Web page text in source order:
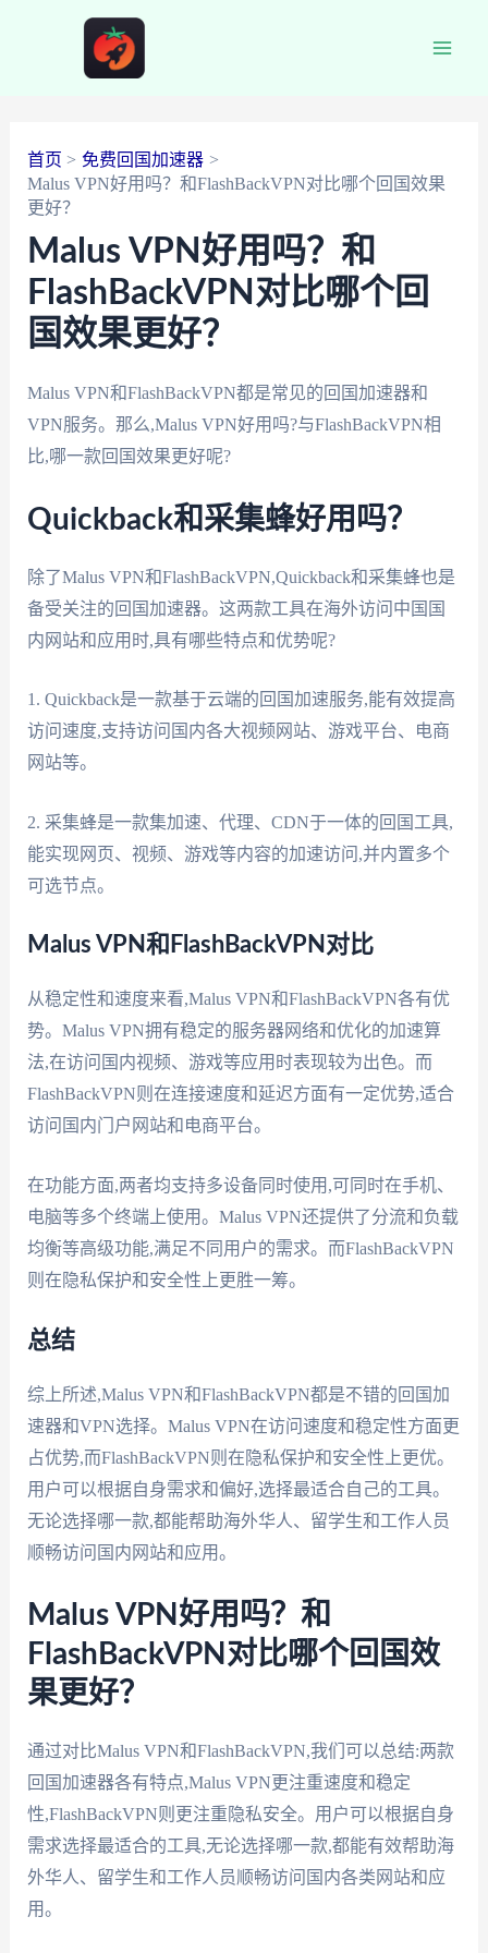
首页
免费回国加速器
Malus VPN好用吗？和FlashBackVPN对比哪个回国效果
更好？
Malus VPN好用吗？和
FlashBackVPN对比哪个回
国效果更好？
Malus VPN和FlashBackVPN都是常见的回国加速器和
VPN服务。那么,Malus VPN好用吗?与FlashBackVPN相
比,哪一款回国效果更好呢?
Quickback和采集蜂好用吗？
除了Malus VPN和FlashBackVPN,Quickback和采集蜂也是
备受关注的回国加速器。这两款工具在海外访问中国国
内网站和应用时,具有哪些特点和优势呢?
1. Quickback是一款基于云端的回国加速服务,能有效提高
访问速度,支持访问国内各大视频网站、游戏平台、电商
网站等。
2. 采集蜂是一款集加速、代理、CDN于一体的回国工具,
能实现网页、视频、游戏等内容的加速访问,并内置多个
可选节点。
Malus VPN和FlashBackVPN对比
从稳定性和速度来看,Malus VPN和FlashBackVPN各有优
势。Malus VPN拥有稳定的服务器网络和优化的加速算
法,在访问国内视频、游戏等应用时表现较为出色。而
FlashBackVPN则在连接速度和延迟方面有一定优势,适合
访问国内门户网站和电商平台。
在功能方面,两者均支持多设备同时使用,可同时在手机、
电脑等多个终端上使用。Malus VPN还提供了分流和负载
均衡等高级功能,满足不同用户的需求。而FlashBackVPN
则在隐私保护和安全性上更胜一筹。
总结
综上所述,Malus VPN和FlashBackVPN都是不错的回国加
速器和VPN选择。Malus VPN在访问速度和稳定性方面更
占优势,而FlashBackVPN则在隐私保护和安全性上更优。
用户可以根据自身需求和偏好,选择最适合自己的工具。
无论选择哪一款,都能帮助海外华人、留学生和工作人员
顺畅访问国内网站和应用。
Malus VPN好用吗？和
FlashBackVPN对比哪个回国效
果更好？
通过对比Malus VPN和FlashBackVPN,我们可以总结:两款
回国加速器各有特点,Malus VPN更注重速度和稳定
性,FlashBackVPN则更注重隐私安全。用户可以根据自身
需求选择最适合的工具,无论选择哪一款,都能有效帮助海
外华人、留学生和工作人员顺畅访问国内各类网站和应
用。